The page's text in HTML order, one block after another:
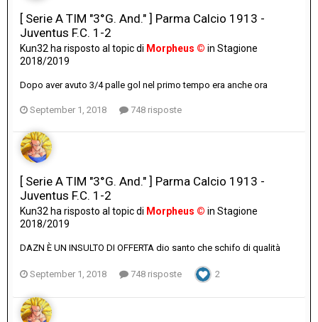
[ Serie A TIM "3°G. And." ] Parma Calcio 1913 -
Juventus F.C. 1-2
Kun32 ha risposto al topic di Morpheus © in Stagione
2018/2019
Dopo aver avuto 3/4 palle gol nel primo tempo era anche ora
September 1, 2018 748 risposte
[ Serie A TIM "3°G. And." ] Parma Calcio 1913 -
Juventus F.C. 1-2
Kun32 ha risposto al topic di Morpheus © in Stagione
2018/2019
DAZN È UN INSULTO DI OFFERTA dio santo che schifo di qualità
September 1, 2018 748 risposte 2